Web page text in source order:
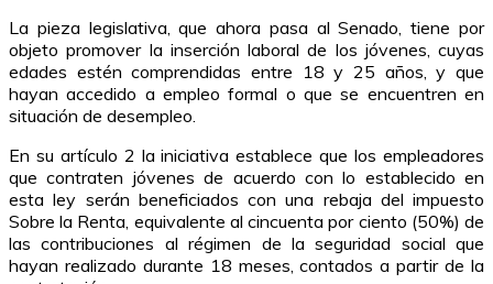
La pieza legislativa, que ahora pasa al Senado, tiene por
objeto promover la inserción laboral de los jóvenes, cuyas
edades estén comprendidas entre 18 y 25 años, y que
hayan accedido a empleo formal o que se encuentren en
situación de desempleo.
En su artículo 2 la iniciativa establece que los empleadores
que contraten jóvenes de acuerdo con lo establecido en
esta ley serán beneficiados con una rebaja del impuesto
Sobre la Renta, equivalente al cincuenta por ciento (50%) de
las contribuciones al régimen de la seguridad social que
hayan realizado durante 18 meses, contados a partir de la